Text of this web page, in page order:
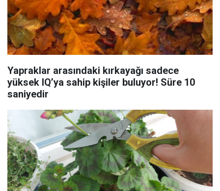
Yapraklar arasındaki kırkayağı sadece
yüksek IQ’ya sahip kişiler buluyor! Süre 10
saniyedir